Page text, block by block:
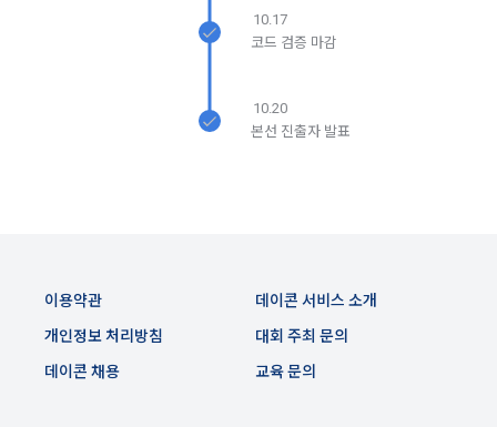
1. “회사”는 “인재회원”이 ‘데이콘 인재풀’에 등록 시 제공한 개인
정보는 별도의 가공이나 수정 없이 “기업회원”(채용 의뢰 기업)
2. "회사"는 "인재회원"이 ‘데이콘 인재풀 등록’의 서비스를 이용
했을 경우, “기업회원”의 개인정보 열람에 동의한 것으로 간주하
제 9 조 (구매신청 및 개인정보 제공 동의 등)
1. “회원”은 “사이트” 상에서 다음 또는 이와 유사한 방법에 의하
법령 및 데이콘 이용약관을 위반하는 회원에 대한 이용 제한 조
치, 부정 이용 행위를 포함하여 서비스의 원활한 운영에 지장을
관 개정 등의 고지사항 전달, 분쟁조정을 위한 기록 보존, 민원처
리 등 이용자 보호 및 서비스 운영을 위하여 개인정보를 이용합
이벤트 정보 및 참여기회 제공, 광고성 정보 제공 등 마케팅 및
프로모션 목적으로 개인정보를 이용합니다.
10.17
코드 검증 마감
10.20
본선 진출자 발표
이용약관
개인정보 처리방침
대회 주최 문의
교육 문의
데이콘 서비스 소개
데이콘 채용